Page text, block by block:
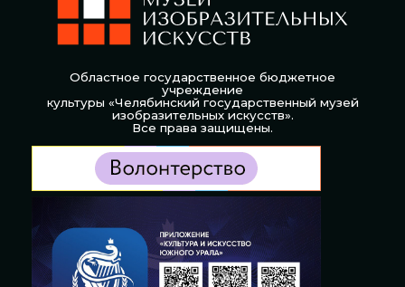
Областное государственное бюджетное
учреждение
культуры «Челябинский государственный музей
изобразительных искусств».
Все права защищены.